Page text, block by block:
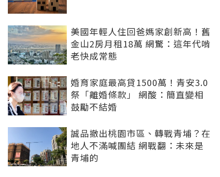
美國年輕人住回爸媽家創新高！舊
金山2房月租18萬 網驚：這年代啃
老快成常態
婚育家庭最高貸1500萬！青安3.0
祭「離婚條款」 網酸：簡直變相
鼓勵不結婚
誠品撤出桃園市區、轉戰青埔？在
地人不滿喊團結 網戰翻：未來是
青埔的